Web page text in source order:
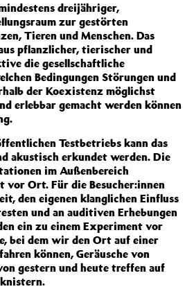
dreijähriger,
zur gestörten
Tieren und Menschen. Das
pflanzlicher, tierischer und
die gesellschaftliche
Bedingungen Störungen und
der Koexistenz möglichst
erlebbar gemacht werden können
Testbetriebs kann das
akustisch erkundet werden. Die
im Außenbereich
Ort. Für die Besucher:innen
den eigenen klanglichen Einfluss
und an auditiven Erhebungen
ein zu einem Experiment vor
bei dem wir den Ort auf einer
können, Geräusche von
gestern und heute treffen auf